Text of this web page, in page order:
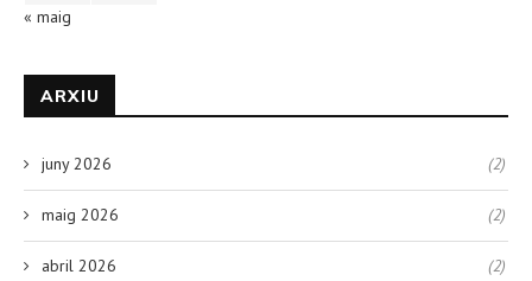
« maig
ARXIU
juny 2026 (2)
maig 2026 (2)
abril 2026 (2)